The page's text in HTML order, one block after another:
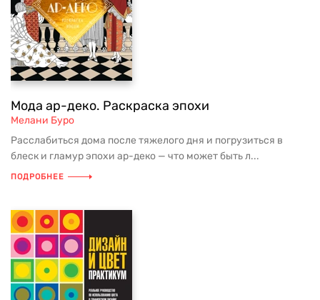
Мода ар-деко. Раскраска эпохи
Мелани Буро
Расслабиться дома после тяжелого дня и погрузиться в
блеск и гламур эпохи ар-деко — что может быть л...
ПОДРОБНЕЕ